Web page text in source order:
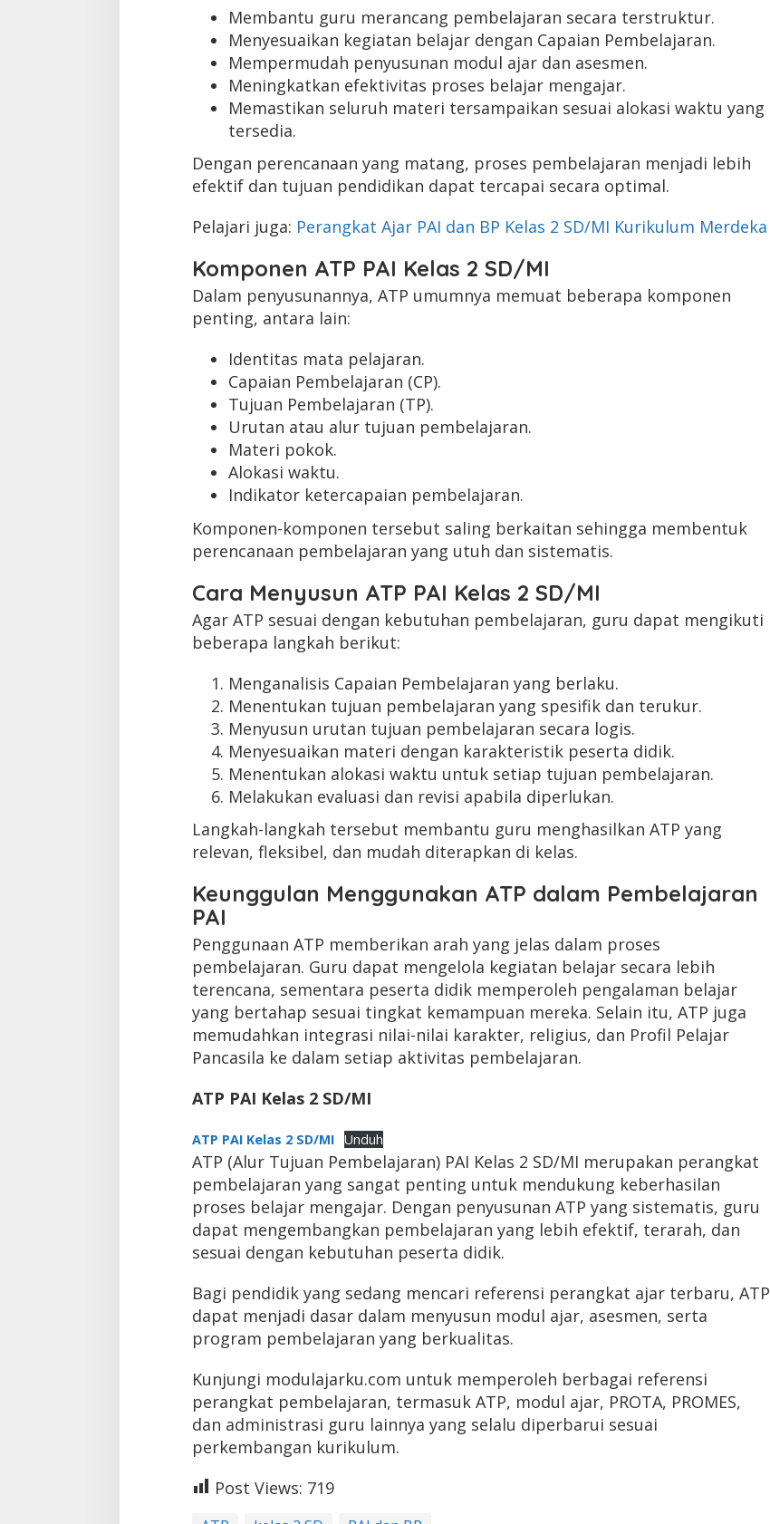
Membantu guru merancang pembelajaran secara terstruktur.
Menyesuaikan kegiatan belajar dengan Capaian Pembelajaran.
Mempermudah penyusunan modul ajar dan asesmen.
Meningkatkan efektivitas proses belajar mengajar.
Memastikan seluruh materi tersampaikan sesuai alokasi waktu yang
tersedia.
Dengan perencanaan yang matang, proses pembelajaran menjadi lebih
efektif dan tujuan pendidikan dapat tercapai secara optimal.
Pelajari juga: Perangkat Ajar PAI dan BP Kelas 2 SD/MI Kurikulum Merdeka
Komponen ATP PAI Kelas 2 SD/MI
Dalam penyusunannya, ATP umumnya memuat beberapa komponen
penting, antara lain:
Identitas mata pelajaran.
Capaian Pembelajaran (CP).
Tujuan Pembelajaran (TP).
Urutan atau alur tujuan pembelajaran.
Materi pokok.
Alokasi waktu.
Indikator ketercapaian pembelajaran.
Komponen-komponen tersebut saling berkaitan sehingga membentuk
perencanaan pembelajaran yang utuh dan sistematis.
Cara Menyusun ATP PAI Kelas 2 SD/MI
Agar ATP sesuai dengan kebutuhan pembelajaran, guru dapat mengikuti
beberapa langkah berikut:
Menganalisis Capaian Pembelajaran yang berlaku.
Menentukan tujuan pembelajaran yang spesifik dan terukur.
Menyusun urutan tujuan pembelajaran secara logis.
Menyesuaikan materi dengan karakteristik peserta didik.
Menentukan alokasi waktu untuk setiap tujuan pembelajaran.
Melakukan evaluasi dan revisi apabila diperlukan.
Langkah-langkah tersebut membantu guru menghasilkan ATP yang
relevan, fleksibel, dan mudah diterapkan di kelas.
Keunggulan Menggunakan ATP dalam Pembelajaran
PAI
Penggunaan ATP memberikan arah yang jelas dalam proses
pembelajaran. Guru dapat mengelola kegiatan belajar secara lebih
terencana, sementara peserta didik memperoleh pengalaman belajar
yang bertahap sesuai tingkat kemampuan mereka. Selain itu, ATP juga
memudahkan integrasi nilai-nilai karakter, religius, dan Profil Pelajar
Pancasila ke dalam setiap aktivitas pembelajaran.
ATP PAI Kelas 2 SD/MI
ATP PAI Kelas 2 SD/MI Unduh
ATP (Alur Tujuan Pembelajaran) PAI Kelas 2 SD/MI merupakan perangkat
pembelajaran yang sangat penting untuk mendukung keberhasilan
proses belajar mengajar. Dengan penyusunan ATP yang sistematis, guru
dapat mengembangkan pembelajaran yang lebih efektif, terarah, dan
sesuai dengan kebutuhan peserta didik.
Bagi pendidik yang sedang mencari referensi perangkat ajar terbaru, ATP
dapat menjadi dasar dalam menyusun modul ajar, asesmen, serta
program pembelajaran yang berkualitas.
Kunjungi modulajarku.com untuk memperoleh berbagai referensi
perangkat pembelajaran, termasuk ATP, modul ajar, PROTA, PROMES,
dan administrasi guru lainnya yang selalu diperbarui sesuai
perkembangan kurikulum.
Post Views: 719